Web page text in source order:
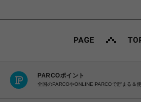
PARCOポイント
全国のPARCOやONLINE PARCOで貯まる＆